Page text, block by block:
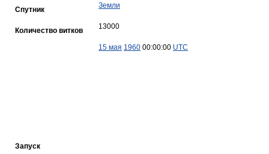
Спутник Земли
Количество витков 13000
Запуск
15 мая 1960 00:00:00 UTC